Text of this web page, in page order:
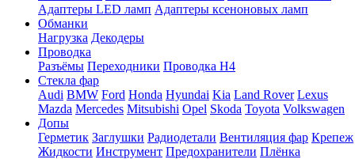
Адаптеры LED ламп Адаптеры ксеноновых ламп
Обманки
Нагрузка Декодеры
Проводка
Разъёмы Переходники Проводка H4
Стекла фар
Audi BMW Ford Honda Hyundai Kia Land Rover Lexus
Mazda Mercedes Mitsubishi Opel Skoda Toyota Volkswagen
Допы
Герметик Заглушки Радиодетали Вентиляция фар Крепеж
Жидкости Инструмент Предохранители Плёнка